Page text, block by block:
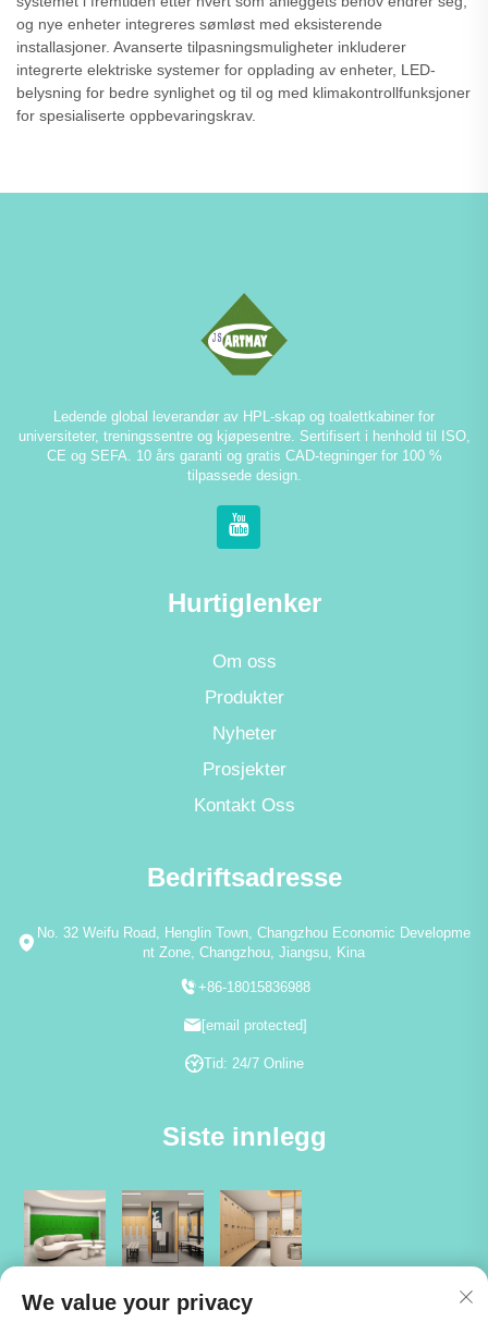
og nye enheter integreres sømløst med eksisterende
installasjoner. Avanserte tilpasningsmuligheter inkluderer
integrerte elektriske systemer for opplading av enheter, LED-
belysning for bedre synlighet og til og med klimakontrollfunksjoner
for spesialiserte oppbevaringskrav.
Ledende global leverandør av HPL-skap og toalettkabiner for
universiteter, treningssentre og kjøpesentre. Sertifisert i henhold til ISO,
CE og SEFA. 10 års garanti og gratis CAD-tegninger for 100 %
tilpassede design.
Hurtiglenker
Om oss
Produkter
Nyheter
Prosjekter
Kontakt Oss
Bedriftsadresse
No. 32 Weifu Road, Henglin Town, Changzhou Economic Developme
nt Zone, Changzhou, Jiangsu, Kina
+86-18015836988
[email protected]
Tid: 24/7 Online
Siste innlegg
We value your privacy